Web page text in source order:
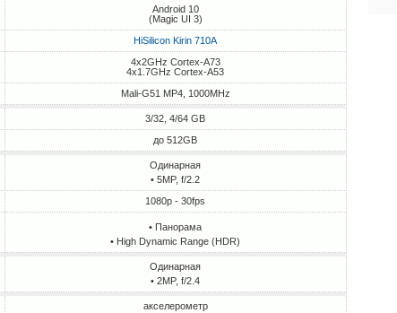
Android 10
(Magic UI 3)
HiSilicon Kirin 710A
4x2GHz Cortex-A73
4x1.7GHz Cortex-A53
Mali-G51 MP4, 1000MHz
3/32, 4/64 GB
до 512GB
Одинарная
• 5MP, f/2.2
1080p - 30fps
• Панорама
• High Dynamic Range (HDR)
Одинарная
• 2MP, f/2.4
акселерометр